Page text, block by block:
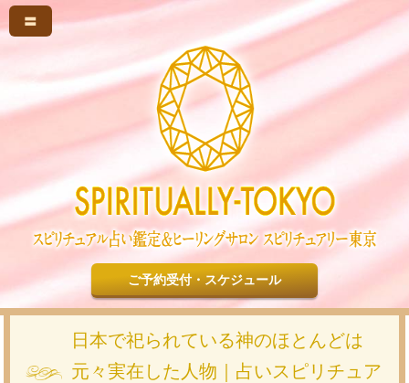
〓
ご予約受付・スケジュール
日本で祀られている神のほとんどは
元々実在した人物｜占いスピリチュア